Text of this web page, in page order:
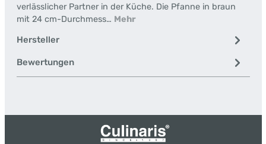
verlässlicher Partner in der Küche. Die Pfanne in braun
mit 24 cm-Durchmess… Mehr
Hersteller
Bewertungen